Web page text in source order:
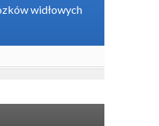
widłowych